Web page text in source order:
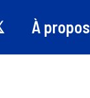
À propos